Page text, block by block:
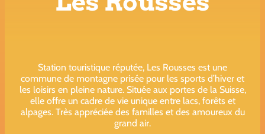
Station touristique réputée, Les Rousses est une
commune de montagne prisée pour les sports d’hiver et
les loisirs en pleine nature. Située aux portes de la Suisse,
elle offre un cadre de vie unique entre lacs, forêts et
alpages. Très appréciée des familles et des amoureux du
grand air.